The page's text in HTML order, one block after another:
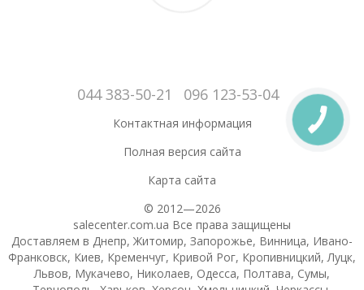
044 383-50-21 096 123-53-04
Контактная информация
Полная версия сайта
Карта сайта
© 2012—2026
salecenter.com.ua Все права защищены
Доставляем в Днепр, Житомир, Запорожье, Винница, Ивано-
Франковск, Киев, Кременчуг, Кривой Рог, Кропивницкий, Луцк,
Львов, Мукачево, Николаев, Одесса, Полтава, Сумы,